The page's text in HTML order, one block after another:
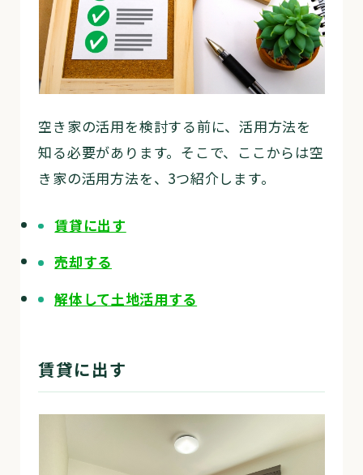
空き家の活用を検討する前に、活用方法を
知る必要があります。そこで、ここからは空
き家の活用方法を、3つ紹介します。
賃貸に出す
売却する
解体して土地活用する
賃貸に出す